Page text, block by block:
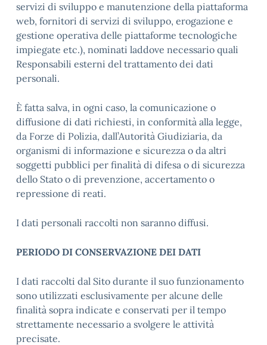
servizi di sviluppo e manutenzione della piattaforma
web, fornitori di servizi di sviluppo, erogazione e
gestione operativa delle piattaforme tecnologiche
impiegate etc.), nominati laddove necessario quali
Responsabili esterni del trattamento dei dati
personali.
È fatta salva, in ogni caso, la comunicazione o
diffusione di dati richiesti, in conformità alla legge,
da Forze di Polizia, dall’Autorità Giudiziaria, da
organismi di informazione e sicurezza o da altri
soggetti pubblici per finalità di difesa o di sicurezza
dello Stato o di prevenzione, accertamento o
repressione di reati.
I dati personali raccolti non saranno diffusi.
PERIODO DI CONSERVAZIONE DEI DATI
I dati raccolti dal Sito durante il suo funzionamento
sono utilizzati esclusivamente per alcune delle
finalità sopra indicate e conservati per il tempo
strettamente necessario a svolgere le attività
precisate.